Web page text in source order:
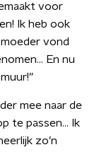
voor
Ik heb ook
vond
En nu
mee naar de
te passen... Ik
zo’n